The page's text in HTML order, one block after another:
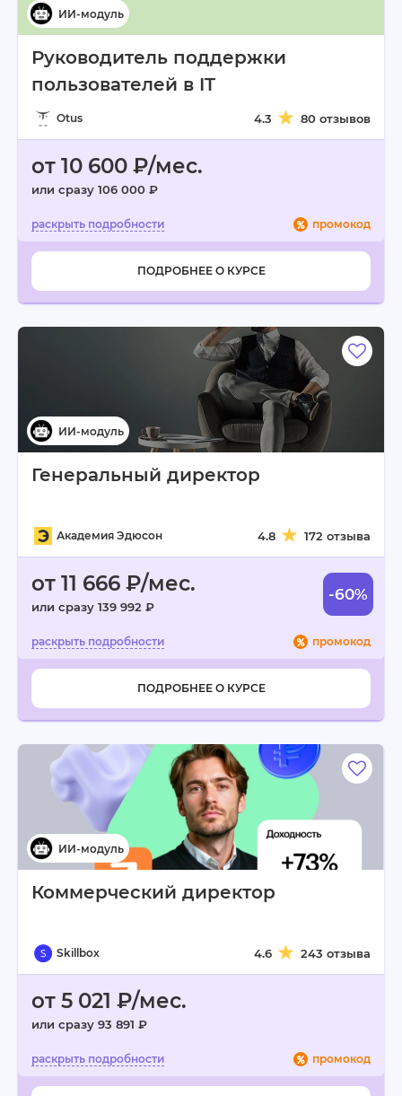
Руководитель поддержки
пользователей в IT
Otus 4.3 80 отзывов
от 10 600 ₽/мес.
или сразу 106 000 ₽
промокод
ПОДРОБНЕЕ О КУРСЕ
Генеральный директор
Академия Эдюсон 4.8 172 отзыва
от 11 666 ₽/мес.
или сразу 139 992 ₽
-60%
промокод
ПОДРОБНЕЕ О КУРСЕ
Коммерческий директор
Skillbox 4.6 243 отзыва
от 5 021 ₽/мес.
или сразу 93 891 ₽
промокод